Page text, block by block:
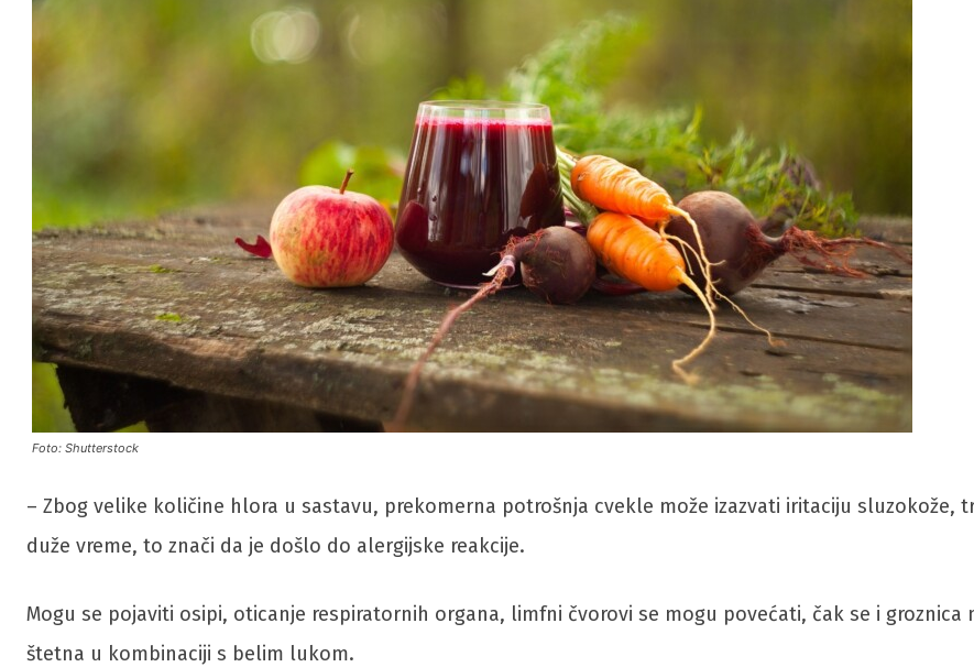
Foto: Shutterstock
– Zbog velike količine hlora u sastavu, prekomerna potrošnja cvekle može izazvati iritaciju sluzokože,
duže vreme, to znači da je došlo do alergijske reakcije.
Mogu se pojaviti osipi, oticanje respiratornih organa, limfni čvorovi se mogu povećati, čak se i
štetna u kombinaciji s belim lukom.